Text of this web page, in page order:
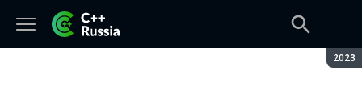
2023